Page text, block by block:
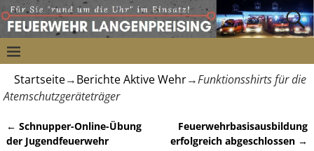
Startseite→Berichte Aktive Wehr→Funktionsshirts für die
Atemschutzgeräteträger
Artikelnavigation
← Schnupper-Online-Übung
der Jugendfeuerwehr
Feuerwehrbasisausbildung
erfolgreich abgeschlossen →